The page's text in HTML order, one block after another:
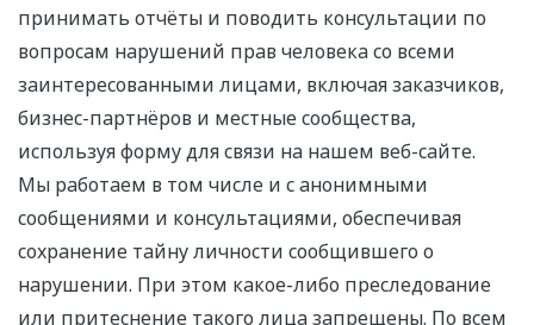
принимать отчёты и поводить консультации по
вопросам нарушений прав человека со всеми
заинтересованными лицами, включая заказчиков,
бизнес-партнёров и местные сообщества,
используя форму для связи на нашем веб-сайте.
Мы работаем в том числе и с анонимными
сообщениями и консультациями, обеспечивая
сохранение тайну личности сообщившего о
нарушении. При этом какое-либо преследование
или притеснение такого лица запрещены. По всем